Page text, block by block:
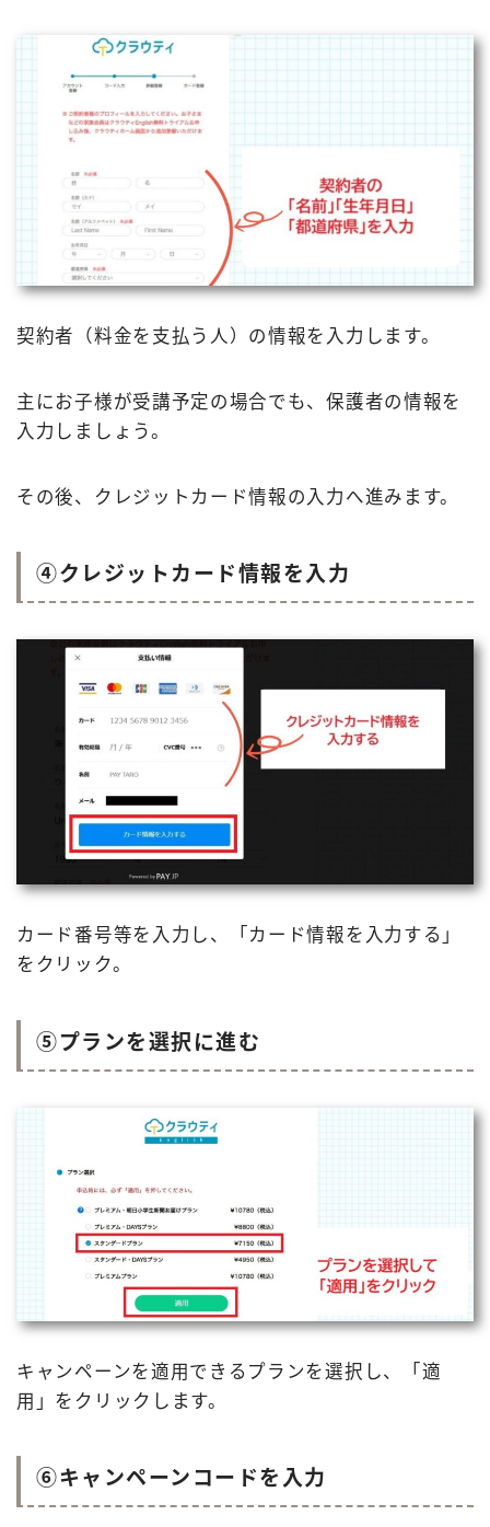
契約者（料金を支払う人）の情報を入力します。
主にお子様が受講予定の場合でも、保護者の情報を
入力しましょう。
その後、クレジットカード情報の入力へ進みます。
④クレジットカード情報を入力
カード番号等を入力し、「カード情報を入力する」
をクリック。
⑤プランを選択に進む
キャンペーンを適用できるプランを選択し、「適
用」をクリックします。
⑥キャンペーンコードを入力